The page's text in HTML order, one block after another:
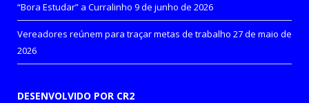
“Bora Estudar” a Curralinho 9 de junho de 2026
Vereadores reúnem para traçar metas de trabalho 27 de maio de
2026
DESENVOLVIDO POR CR2